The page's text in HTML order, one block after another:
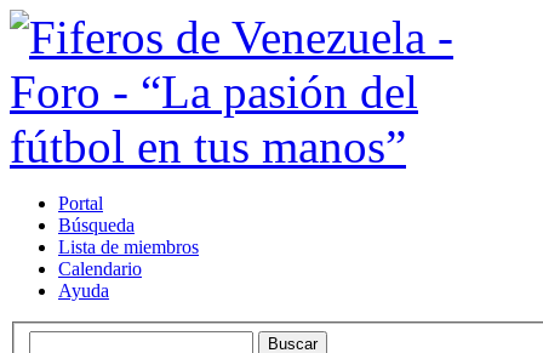
Portal
Búsqueda
Lista de miembros
Calendario
Ayuda